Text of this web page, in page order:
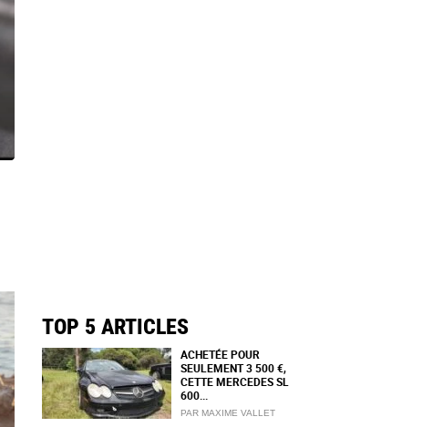
TOP 5 ARTICLES
ACHETÉE POUR
SEULEMENT 3 500 €,
CETTE MERCEDES SL
600...
PAR MAXIME VALLET